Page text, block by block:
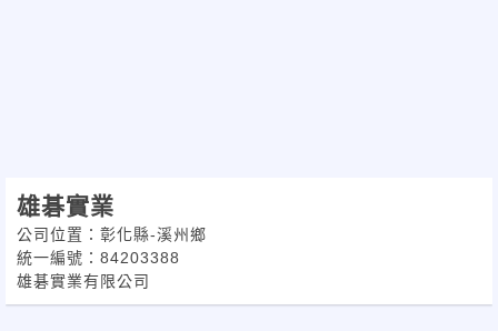
雄碁實業
公司位置：彰化縣-溪州鄉
統一編號：84203388
雄碁實業有限公司